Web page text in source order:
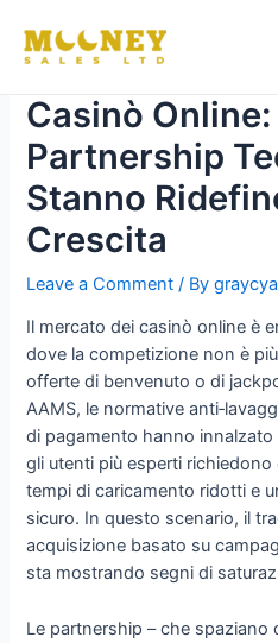
content
Strategia di
Casinò
Partnership
Stanno
Crescita
Leave a Comment / By
Il mercato dei casinò online è
dove la competizione non è
offerte di benvenuto o di
AAMS, le normative
di pagamento hanno
gli utenti più esperti
tempi di caricamento ridotti e
sicuro. In questo scenario, il
acquisizione basato su
sta mostrando segni di
Le partnership – che